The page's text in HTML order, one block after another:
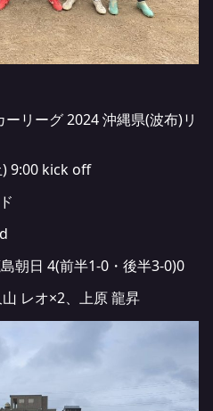
リーグ 2024 沖縄県(波布)リ
9:00 kick off
朝日 4(前半1-0・後半3-0)0
レオ×2、上原 龍昇